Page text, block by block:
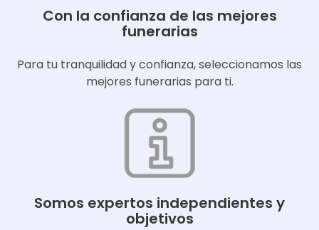
Con la confianza de las mejores
funerarias
Para tu tranquilidad y confianza, seleccionamos las
mejores funerarias para ti.
Somos expertos independientes y
objetivos